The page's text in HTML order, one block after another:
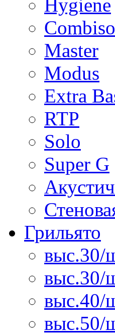
Hygiene
Master
Modus
Extra
RTP
Solo
Super G
Грильято
выс.30/
выс.30/
выс.40/
выс.50/